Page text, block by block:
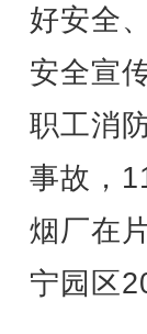
好安全
安全宣
职工消
事故，
烟厂在
宁园区